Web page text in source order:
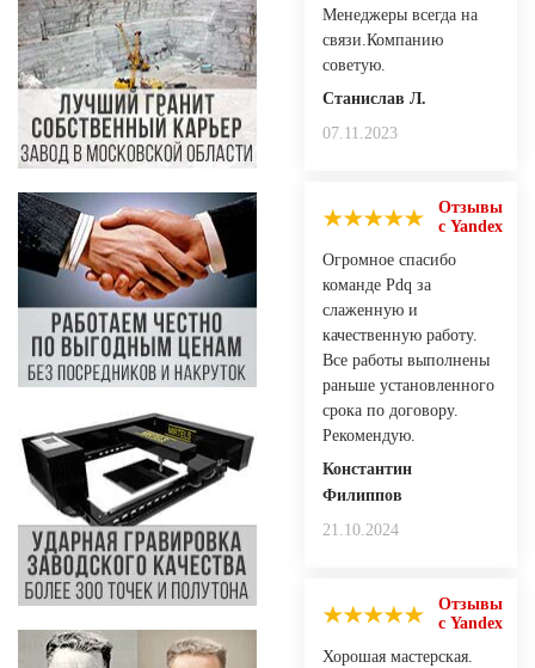
Менеджеры всегда на
связи.Компанию
советую.
Станислав Л.
07.11.2023
Отзывы
с Yandex
Огромное спасибо
команде Pdq за
слаженную и
качественную работу.
Все работы выполнены
раньше установленного
срока по договору.
Рекомендую.
Константин
Филиппов
21.10.2024
Отзывы
с Yandex
Хорошая мастерская.